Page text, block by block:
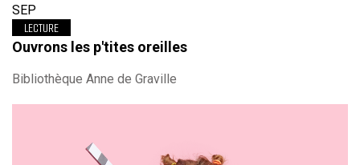
SEP
LECTURE
Ouvrons les p'tites oreilles
Bibliothèque Anne de Graville